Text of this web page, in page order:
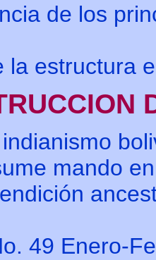
de los
la estructura
mando
49 Enero-